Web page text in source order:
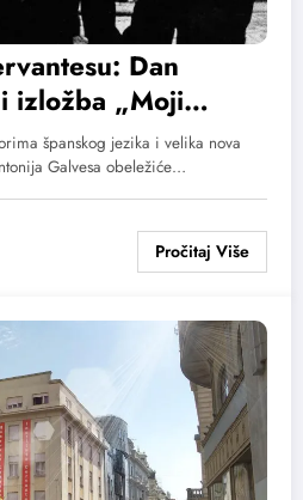
Dan
izložba „Moji
španskog jezika i velika nova
Galvesa obeležiće…